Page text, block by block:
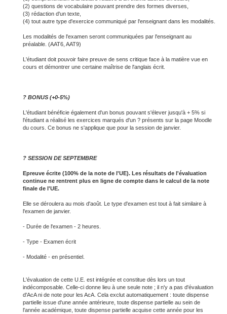
(2) questions de vocabulaire pouvant prendre des formes diverses,
(3) rédaction d'un texte,
(4) tout autre type d'exercice communiqué par l'enseignant dans les modalités.
Les modalités de l'examen seront communiquées par l'enseignant au
préalable. (AAT6, AAT9)
L'étudiant doit pouvoir faire preuve de sens critique face à la matière vue en
cours et démontrer une certaine maîtrise de l'anglais écrit.
? BONUS (+0-5%)
L'étudiant bénéficie également d'un bonus pouvant s'élever jusqu'à + 5% si
l'étudiant a réalisé les exercices marqués d'un ? présents sur la page Moodle
du cours. Ce bonus ne s'applique que pour la session de janvier.
? SESSION DE SEPTEMBRE
Epreuve écrite (100% de la note de l'UE). Les résultats de l'évaluation
continue ne rentrent plus en ligne de compte dans le calcul de la note
finale de l'UE.
Elle se déroulera au mois d'août. Le type d'examen est tout à fait similaire à
l'examen de janvier.
- Durée de l'examen - 2 heures.
- Type - Examen écrit
- Modalité - en présentiel.
L'évaluation de cette U.E. est intégrée et constitue dès lors un tout
indécomposable. Celle-ci donne lieu à une seule note ; il n'y a pas d'évaluation
d'AcA ni de note pour les AcA. Cela exclut automatiquement : toute dispense
partielle issue d'une année antérieure, toute dispense partielle au sein de
l'année académique, toute dispense partielle acquise cette année pour les